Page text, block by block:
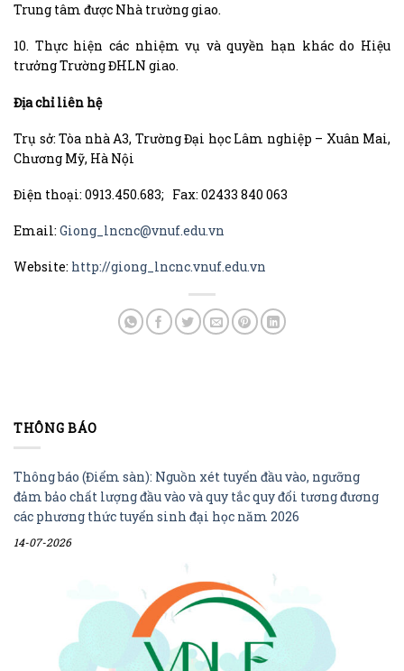
Trung tâm được Nhà trường giao.
10. Thực hiện các nhiệm vụ và quyền hạn khác do Hiệu
trưởng Trường ĐHLN giao.
Địa chỉ liên hệ
Trụ sở: Tòa nhà A3, Trường Đại học Lâm nghiệp – Xuân Mai,
Chương Mỹ, Hà Nội
Điện thoại: 0913.450.683; Fax: 02433 840 063
Email: Giong_lncnc@vnuf.edu.vn
Website: http://giong_lncnc.vnuf.edu.vn
THÔNG BÁO
Thông báo (Điểm sàn): Nguồn xét tuyển đầu vào, ngưỡng
đảm bảo chất lượng đầu vào và quy tắc quy đổi tương đương
các phương thức tuyển sinh đại học năm 2026
14-07-2026